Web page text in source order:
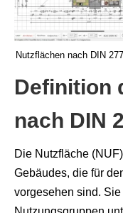
Nutzflächen nach DIN
Definition
nach DIN
Die Nutzfläche
Gebäudes, die für
vorgesehen sind.